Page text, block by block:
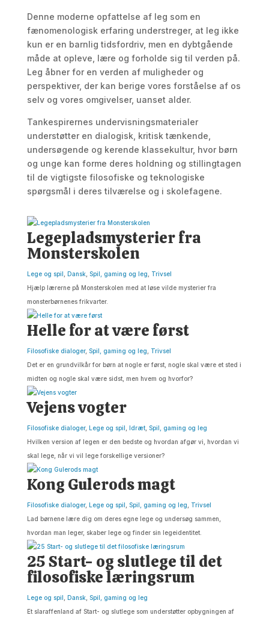
Denne moderne opfattelse af leg som en
fænomenologisk erfaring understreger, at leg ikke
kun er en barnlig tidsfordriv, men en dybtgående
måde at opleve, lære og forholde sig til verden på.
Leg åbner for en verden af muligheder og
perspektiver, der kan berige vores forståelse af os
selv og vores omgivelser, uanset alder.
Tankespirernes undervisningsmaterialer
understøtter en dialogisk, kritisk tænkende,
undersøgende og kerende klassekultur, hvor børn
og unge kan forme deres holdning og stillingtagen
til de vigtigste filosofiske og teknologiske
spørgsmål i deres tilværelse og i skolefagene.
Legepladsmysterier fra
Monsterskolen
Lege og spil Dansk, Spil, gaming og leg
Trivsel
Hjælp lærerne på Monsterskolen med at løse vilde mysterier fra
monsterbørnenes frikvarter.
Helle for at være først
Filosofiske dialoger, Spil, gaming og leg
Trivsel
Det er en grundvilkår for børn at nogle er først, nogle skal være et sted i
midten og nogle skal være sidst, men hvem og hvorfor?
Vejens vogter
Filosofiske dialoger, Lege og spil Idræt, Spil, gaming og leg
Hvilken version af legen er den bedste og hvordan afgør vi, hvordan vi
skal lege, når vi vil lege forskellige versioner?
Kong Gulerods magt
Filosofiske dialoger, Lege og spil Spil, gaming og leg
Trivsel
Lad børnene lære dig om deres egne lege og undersøg sammen,
hvordan man leger, skaber lege og finder sin legeidentitet.
25 Start- og slutlege til det
filosofiske læringsrum
Lege og spil Dansk, Spil, gaming og leg
Et slaraffenland af Start- og slutlege som understøtter opbygningen af